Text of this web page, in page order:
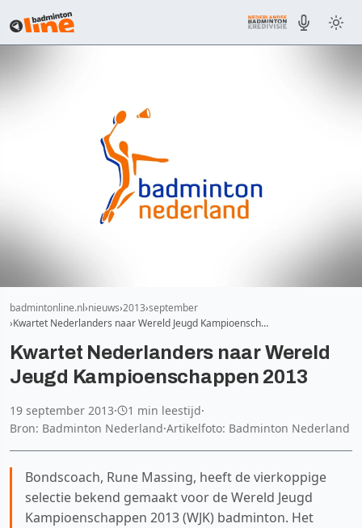
badmintonline.nl nieuws 2013 september
Kwartet Nederlanders naar Wereld Jeugd Kampioensch…
Kwartet Nederlanders naar Wereld
Jeugd Kampioenschappen 2013
19 september 2013· 1 min leestijd·
Bron: Badminton Nederland·Artikelfoto: Badminton Nederland
Bondscoach, Rune Massing, heeft de vierkoppige
selectie bekend gemaakt voor de Wereld Jeugd
Kampioenschappen 2013 (WJK) badminton. Het